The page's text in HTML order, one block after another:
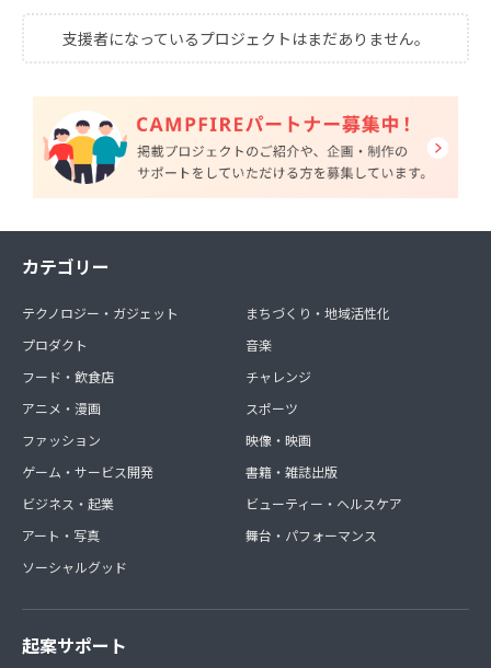
支援者になっているプロジェクトはまだありません。
カテゴリー
テクノロジー・ガジェット
プロダクト
フード・飲食店
アニメ・漫画
ファッション
ゲーム・サービス開発
ビジネス・起業
アート・写真
ソーシャルグッド
まちづくり・地域活性化
音楽
チャレンジ
スポーツ
映像・映画
書籍・雑誌出版
ビューティー・ヘルスケア
舞台・パフォーマンス
起案サポート